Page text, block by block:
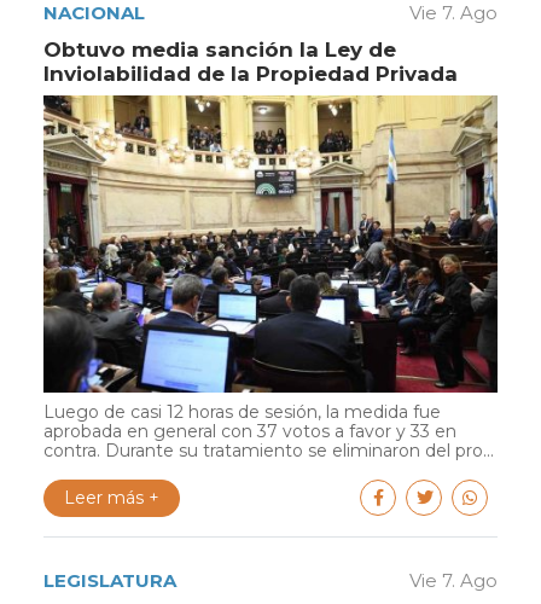
NACIONAL Vie 7. Ago
Obtuvo media sanción la Ley de
Inviolabilidad de la Propiedad Privada
Luego de casi 12 horas de sesión, la medida fue
aprobada en general con 37 votos a favor y 33 en
contra. Durante su tratamiento se eliminaron del pro...
Leer más +
LEGISLATURA Vie 7. Ago